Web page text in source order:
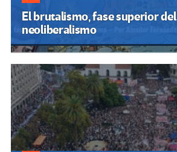
El brutalismo, fase superior del
neoliberalismo